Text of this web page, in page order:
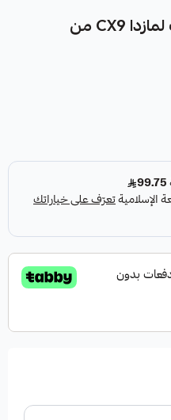
فحمات أقمشة سيراميك لمازدا CX9 من
التقليدية.
العجلات.